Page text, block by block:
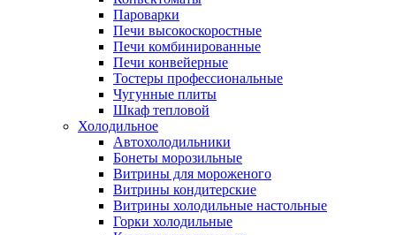
Пароварки
Печи высокоскоростные
Печи комбинированные
Печи конвейерные
Тостеры профессиональные
Чугунные плиты
Шкаф тепловой
Холодильное
Автохолодильники
Бонеты морозильные
Витрины для мороженого
Витрины кондитерские
Витрины холодильные настольные
Горки холодильные